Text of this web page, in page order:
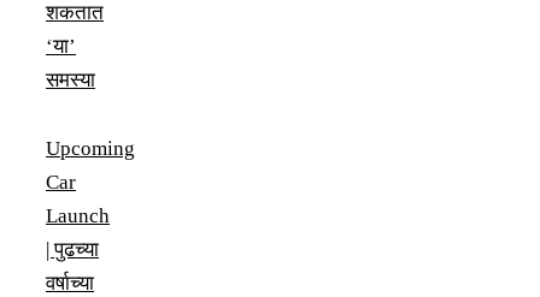
शकतात
‘या’
समस्या
Upcoming
Car
Launch
| पुढच्या
वर्षाच्या